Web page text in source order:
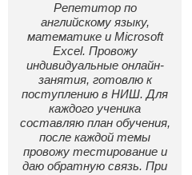
Репетитор по
английскому языку,
математике и Microsoft
Excel. Провожу
индивидуальные онлайн-
занятия, готовлю к
поступлению в НИШ. Для
каждого ученика
составляю план обучения,
после каждой темы
провожу тестирование и
даю обратную связь. При